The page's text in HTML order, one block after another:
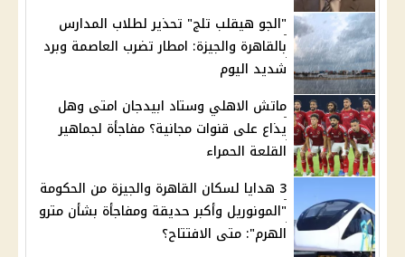
"الجو هيقلب تلج" تحذير لطلاب المدارس
بالقاهرة والجيزة: امطار تضرب العاصمة وبرد
شديد اليوم
ماتش الاهلي وستاد ابيدجان امتى وهل
يذاع على قنوات مجانية؟ مفاجأة لجماهير
القلعة الحمراء
3 هدايا لسكان القاهرة والجيزة من الحكومة
"المونوريل وأكبر حديقة ومفاجأة بشأن مترو
الهرم": متى الافتتاح؟